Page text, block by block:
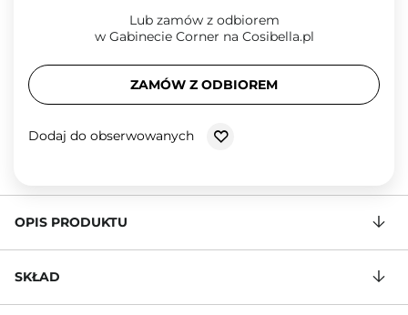
Lub zamów z odbiorem
w Gabinecie Corner na Cosibella.pl
ZAMÓW Z ODBIOREM
Dodaj do obserwowanych
OPIS PRODUKTU
SKŁAD